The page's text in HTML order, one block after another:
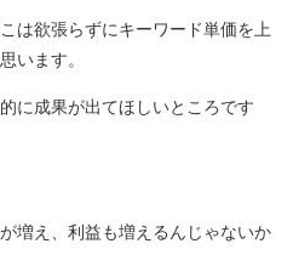
は欲張らずにキーワード単価を上
います。
に成果が出てほしいところです
増え、利益も増えるんじゃないか